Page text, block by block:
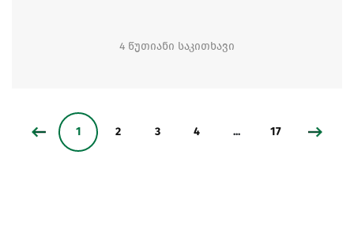
4 წუთიანი საკითხავი
1 2 3 4 ... 17